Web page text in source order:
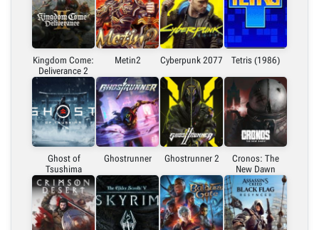
Kingdom Come:
Deliverance 2
Metin2 Cyberpunk 2077 Tetris (1986)
Ghost of
Tsushima
Ghostrunner Ghostrunner 2
Cronos: The
New Dawn